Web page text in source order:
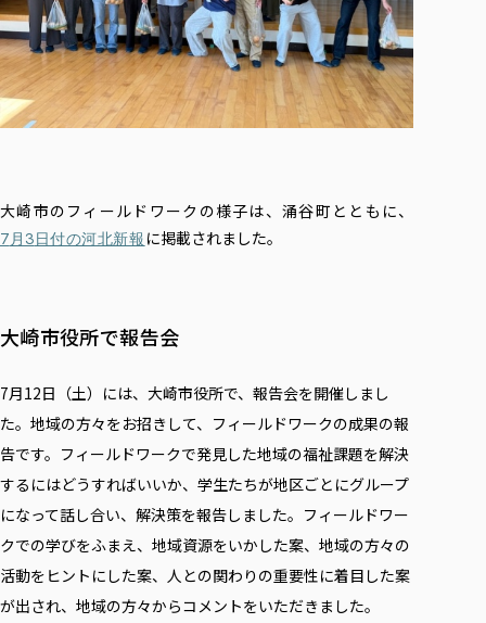
大崎市のフィールドワークの様子は、涌谷町とともに、
7月3日付の河北新報 に掲載されました。
大崎市役所で報告会
7月12日（土）には、大崎市役所で、報告会を開催しまし
た。地域の方々をお招きして、フィールドワークの成果の報
告です。フィールドワークで発見した地域の福祉課題を解決
するにはどうすればいいか、学生たちが地区ごとにグループ
になって話し合い、解決策を報告しました。フィールドワー
クでの学びをふまえ、地域資源をいかした案、地域の方々の
活動をヒントにした案、人との関わりの重要性に着目した案
が出され、地域の方々からコメントをいただきました。